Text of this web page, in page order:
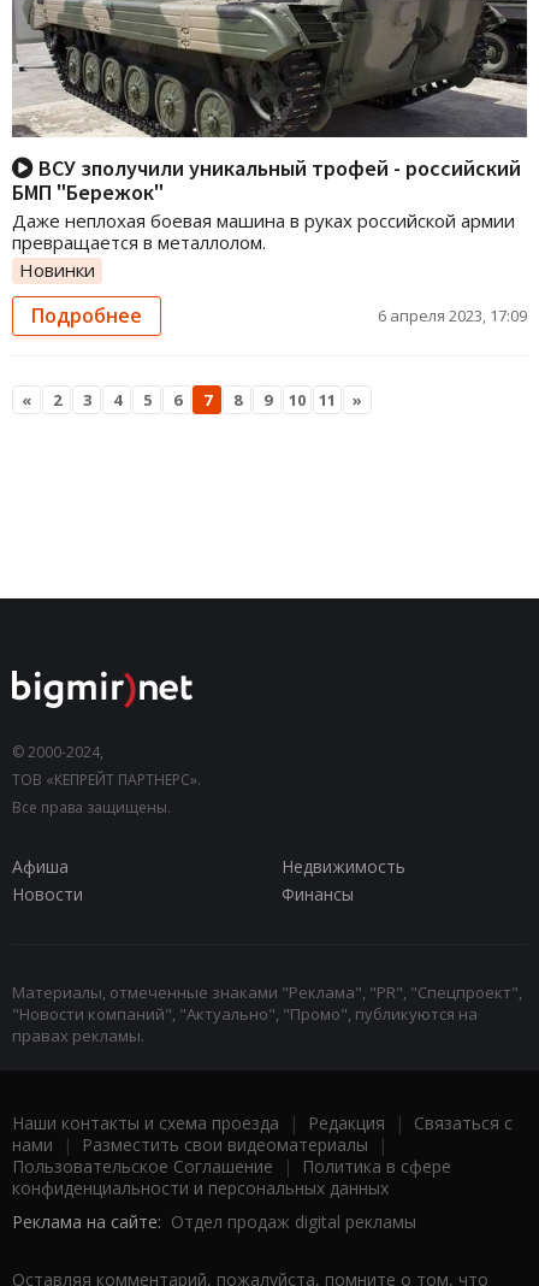
ВСУ зполучили уникальный трофей - российский
БМП "Бережок"
Даже неплохая боевая машина в руках российской армии
превращается в металлолом.
Новинки
Подробнее 6 апреля 2023, 17:09
« 2 3 4 5 6 7 8 9 10 11 »
© 2000-2024,
ТОВ «КЕПРЕЙТ ПАРТНЕРС».
Все права защищены.
Афиша
Недвижимость
Новости
Финансы
Материалы, отмеченные знаками "Реклама", "PR", "Спецпроект",
"Новости компаний", "Актуально", "Промо", публикуются на
правах рекламы.
Наши контакты и схема проезда | Редакция | Связаться с
нами | Разместить свои видеоматериалы |
Пользовательское Соглашение |
Политика в сфере
конфиденциальности и персональных данных
Реклама на сайте: Отдел продаж digital рекламы
Оставляя комментарий, пожалуйста, помните о том, что